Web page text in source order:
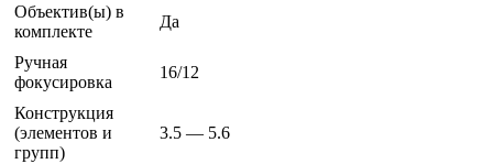
Объектив(ы) в
комплекте
Да
Ручная
фокусировка
16/12
Конструкция
(элементов и
групп)
3.5 — 5.6